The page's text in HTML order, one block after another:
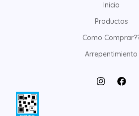
Inicio
Productos
Como
Arrepentimiento